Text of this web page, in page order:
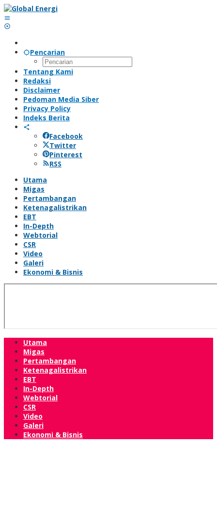
Lewati
ke
konten
Pencarian
Tentang Kami
Redaksi
Disclaimer
Pedoman Media Siber
Privacy Policy
Indeks Berita
Facebook
Twitter
Pinterest
RSS
Utama
Migas
Pertambangan
Ketenagalistrikan
EBT
In-Depth
Webtorial
CSR
Video
Galeri
Ekonomi & Bisnis
Utama
Migas
Pertambangan
Ketenagalistrikan
EBT
In-Depth
Webtorial
CSR
Video
Galeri
Ekonomi & Bisnis